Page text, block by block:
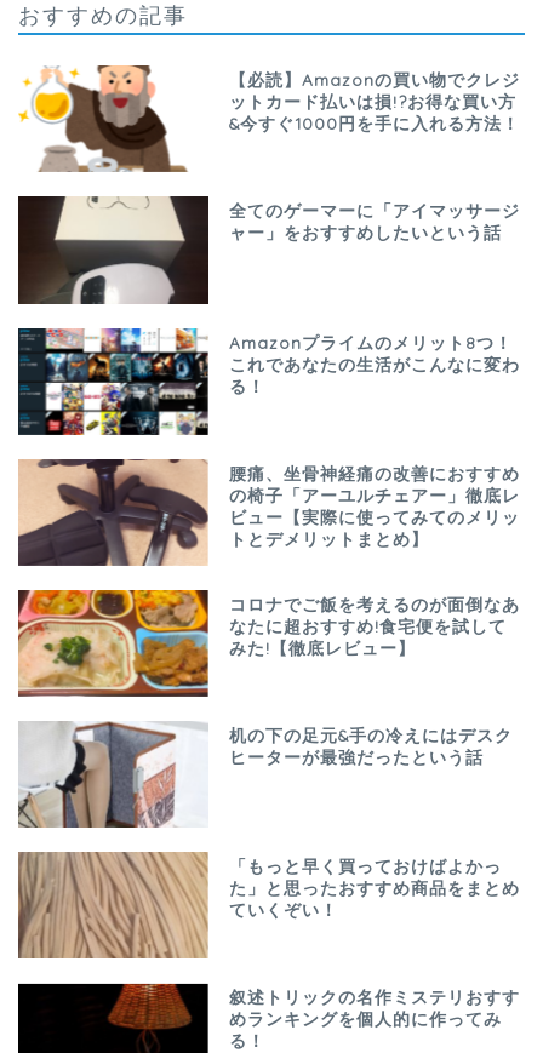
おすすめの記事
【必読】Amazonの買い物でクレジ
ットカード払いは損!?お得な買い方
&今すぐ1000円を手に入れる方法！
全てのゲーマーに「アイマッサージ
ャー」をおすすめしたいという話
Amazonプライムのメリット8つ！
これであなたの生活がこんなに変わ
る！
腰痛、坐骨神経痛の改善におすすめ
の椅子「アーユルチェアー」徹底レ
ビュー【実際に使ってみてのメリッ
トとデメリットまとめ】
コロナでご飯を考えるのが面倒なあ
なたに超おすすめ!食宅便を試して
みた!【徹底レビュー】
机の下の足元&手の冷えにはデスク
ヒーターが最強だったという話
「もっと早く買っておけばよかっ
た」と思ったおすすめ商品をまとめ
ていくぞい！
叙述トリックの名作ミステリおすす
めランキングを個人的に作ってみ
る！